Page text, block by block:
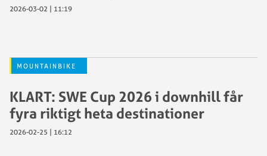
2026-03-02 | 11:19
MOUNTAINBIKE
KLART: SWE Cup 2026 i downhill får
fyra riktigt heta destinationer
2026-02-25 | 16:12